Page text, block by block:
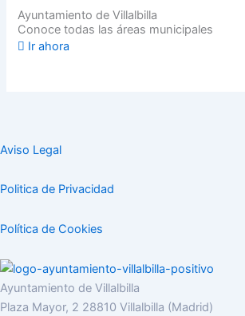
Ayuntamiento de Villalbilla
Conoce todas las áreas municipales
Ir ahora
Aviso Legal
Politica de Privacidad
Política de Cookies
Ayuntamiento de Villalbilla
Plaza Mayor, 2 28810 Villalbilla (Madrid)